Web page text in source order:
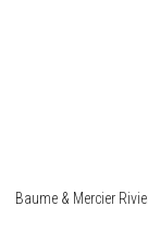
Baume & Mercier